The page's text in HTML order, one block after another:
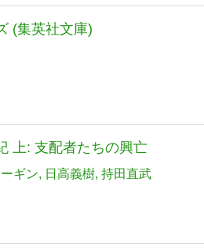
(集英社文庫)
上: 支配者たちの興亡
ギン 日高義樹 持田直武